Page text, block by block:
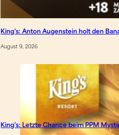
King’s: Anton Augenstein holt den
August 9, 2026
King’s: Letzte Chance beim PPM